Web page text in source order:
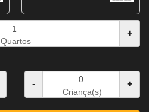
Quartos
+
-
Criança(s)
+